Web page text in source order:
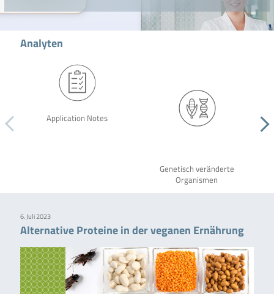
Analyten
Application Notes
Genetisch veränderte
Organismen
6. Juli 2023
Alternative Proteine in der veganen Ernährung